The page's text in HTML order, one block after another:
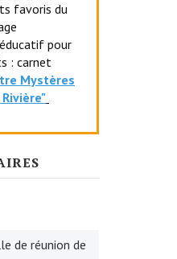
favoris du
pour
: carnet
e Mystères
de réunion de